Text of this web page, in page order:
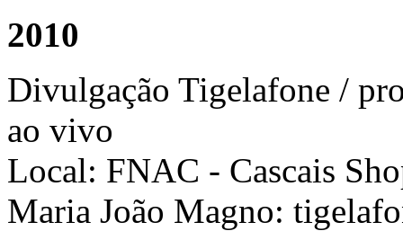
2010
Divulgação Tigelafone /
ao vivo
Local: FNAC - Cascais
Maria João Magno: